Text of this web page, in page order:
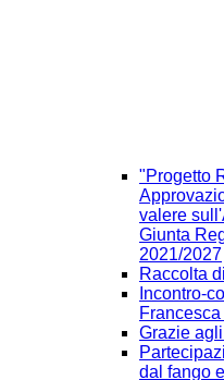
"Progetto
valere
Giunta
2021/2027
Raccolta
Incontro-
Grazie
dal fango